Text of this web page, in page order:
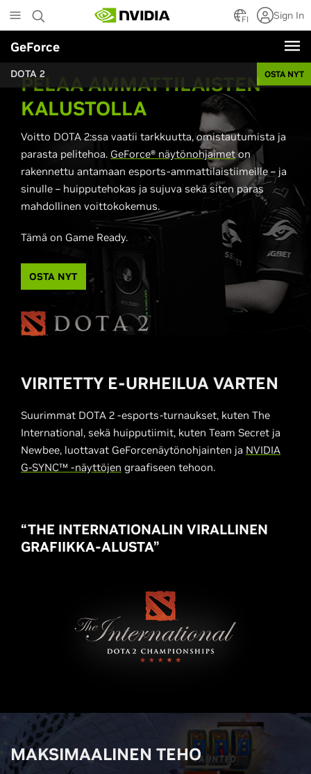
to
main
content
FI Sign In
GeForce
DOTA 2 OSTA NYT
PELAA AMMATTILAISTEN
KALUSTOLLA
Voitto DOTA 2:ssa vaatii tarkkuutta, omistautumista ja
parasta pelitehoa. GeForce® näytönohjaimeton
rakennettu antamaan esports-ammattilaistiimeille – ja
sinulle – huipputehokas ja sujuva sekä siten paras
mahdollinen voittokokemus.
Tämä on Game Ready.
OSTA NYT
VIRITETTY E-URHEILUA VARTEN
Suurimmat DOTA 2 -esports-turnaukset, kuten The
International, sekä huipputiimit, kuten Team Secret ja
Newbee, luottavat GeForcenäytönohjainten ja NVIDIA
G-SYNC™ -näyttöjen graafiseen tehoon.
“THE INTERNATIONALIN VIRALLINEN
GRAFIIKKA-ALUSTA”
MAKSIMAALINEN TEHO